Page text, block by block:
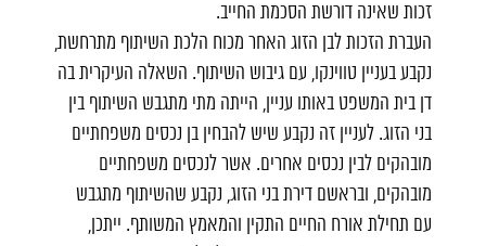
זכות שאינה דורשת הסכמת החייב.
העברת הזכות לבן הזוג האחר מכוח הלכת השיתוף מתרחשת,
נקבע בעניין טווינקו, עם גיבוש השיתוף. השאלה העיקרית בה
דן בית המשפט באותו עניין, הייתה מתי מתגבש השיתוף בין
בני הזוג. לעניין זה נקבע שיש להבחין בן נכסים משפחתיים
מובהקים לבין נכסים אחרים. אשר לנכסים משפחתיים
מובהקים, ובראשם דירת בני הזוג, נקבע שהשיתוף מתגבש
עם תחילת אורח החיים התקין והמאמץ המשותף. ייתכן,